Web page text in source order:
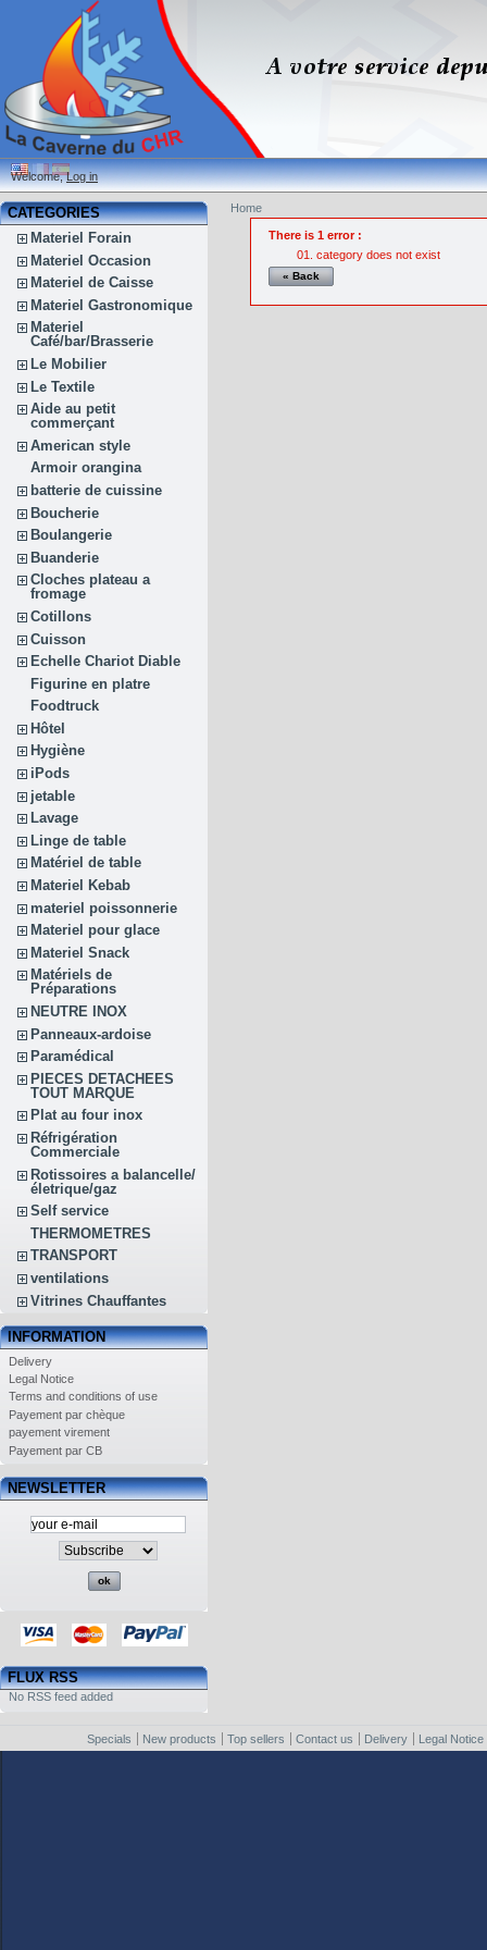
Welcome,Log in
CATEGORIES
Materiel Forain
Materiel Occasion
Materiel de Caisse
Materiel Gastronomique
Materiel
Café/bar/Brasserie
Le Mobilier
Le Textile
Aide au petit
commerçant
American style
Armoir orangina
batterie de cuissine
Boucherie
Boulangerie
Buanderie
Cloches plateau a
fromage
Cotillons
Cuisson
Echelle Chariot Diable
Figurine en platre
Foodtruck
Hôtel
Hygiène
iPods
jetable
Lavage
Linge de table
Matériel de table
Materiel Kebab
materiel poissonnerie
Materiel pour glace
Materiel Snack
Matériels de
Préparations
NEUTRE INOX
Panneaux-ardoise
Paramédical
PIECES DETACHEES
TOUT MARQUE
Plat au four inox
Réfrigération
Commerciale
Rotissoires a balancelle/
életrique/gaz
Self service
THERMOMETRES
TRANSPORT
ventilations
Vitrines Chauffantes
INFORMATION
Delivery
Legal Notice
Terms and conditions of use
Payement par chèque
payement virement
Payement par CB
NEWSLETTER
FLUX RSS
No RSS feed added
Home
There is 1 error :
category does not exist
« Back
Specials New products Top sellers Contact us Delivery Legal Notice